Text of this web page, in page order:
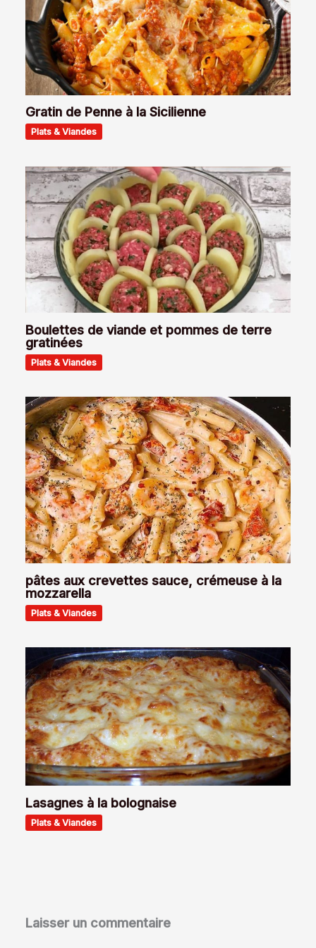
Gratin de Penne à la Sicilienne
Plats & Viandes
Boulettes de viande et pommes de terre
gratinées
Plats & Viandes
pâtes aux crevettes sauce, crémeuse à la
mozzarella
Plats & Viandes
Lasagnes à la bolognaise
Plats & Viandes
Laisser un commentaire